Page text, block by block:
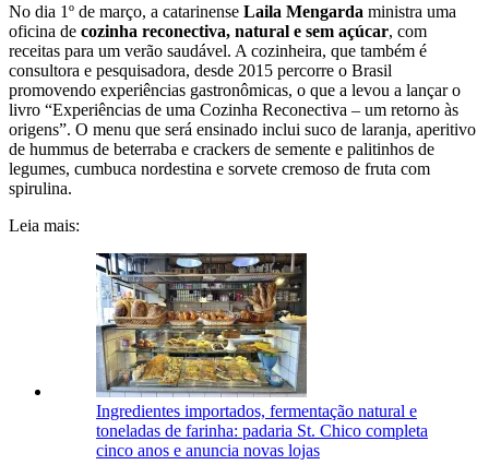
No dia 1º de março, a catarinense Laila Mengarda ministra uma
oficina de cozinha reconectiva, natural e sem açúcar, com
receitas para um verão saudável. A cozinheira, que também é
consultora e pesquisadora, desde 2015 percorre o Brasil
promovendo experiências gastronômicas, o que a levou a lançar o
livro “Experiências de uma Cozinha Reconectiva – um retorno às
origens”. O menu que será ensinado inclui suco de laranja, aperitivo
de hummus de beterraba e crackers de semente e palitinhos de
legumes, cumbuca nordestina e sorvete cremoso de fruta com
spirulina.
Leia mais:
Ingredientes importados, fermentação natural e
toneladas de farinha: padaria St. Chico completa
cinco anos e anuncia novas lojas